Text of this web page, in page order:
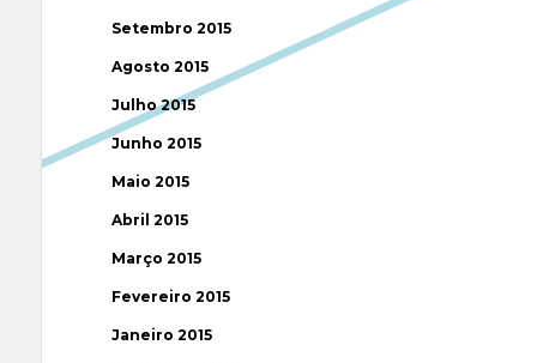
Setembro 2015
Agosto 2015
Julho 2015
Junho 2015
Maio 2015
Abril 2015
Março 2015
Fevereiro 2015
Janeiro 2015